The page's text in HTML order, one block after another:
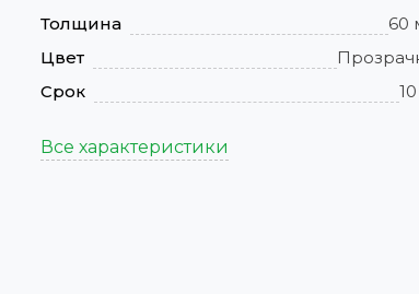
Толщина
60
Цвет
Срок
Все характеристики